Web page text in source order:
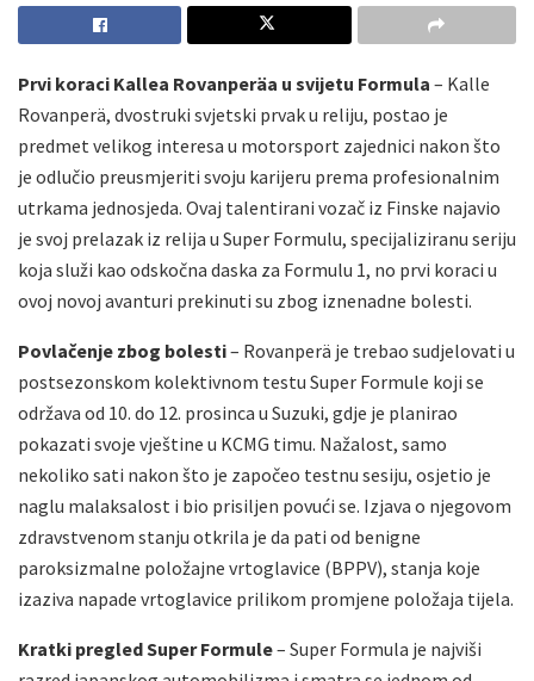
Prvi koraci Kallea Rovanperäa u svijetu Formula – Kalle
Rovanperä, dvostruki svjetski prvak u reliju, postao je
predmet velikog interesa u motorsport zajednici nakon što
je odlučio preusmjeriti svoju karijeru prema profesionalnim
utrkama jednosjeda. Ovaj talentirani vozač iz Finske najavio
je svoj prelazak iz relija u Super Formulu, specijaliziranu seriju
koja služi kao odskočna daska za Formulu 1, no prvi koraci u
ovoj novoj avanturi prekinuti su zbog iznenadne bolesti.
Povlačenje zbog bolesti– Rovanperä je trebao sudjelovati u
postsezonskom kolektivnom testu Super Formule koji se
održava od 10. do 12. prosinca u Suzuki, gdje je planirao
pokazati svoje vještine u KCMG timu. Nažalost, samo
nekoliko sati nakon što je započeo testnu sesiju, osjetio je
naglu malaksalost i bio prisiljen povući se. Izjava o njegovom
zdravstvenom stanju otkrila je da pati od benigne
paroksizmalne položajne vrtoglavice (BPPV), stanja koje
izaziva napade vrtoglavice prilikom promjene položaja tijela.
Kratki pregled Super Formule– Super Formula je najviši